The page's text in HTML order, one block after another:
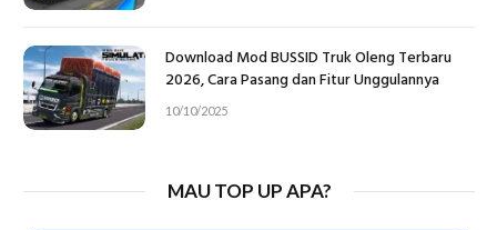
Download Mod BUSSID Truk Oleng Terbaru
2026, Cara Pasang dan Fitur Unggulannya
10/10/2025
MAU TOP UP APA?